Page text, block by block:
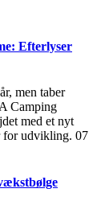
Efterlyser
men taber
Camping
med et nyt
for udvikling. 07